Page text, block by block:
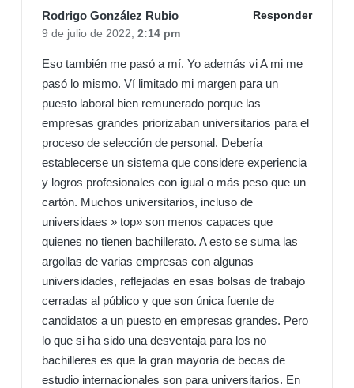
Rodrigo González Rubio
Responder
9 de julio de 2022, 2:14 pm
Eso también me pasó a mí. Yo además vi A mi me
pasó lo mismo. Ví limitado mi margen para un
puesto laboral bien remunerado porque las
empresas grandes priorizaban universitarios para el
proceso de selección de personal. Debería
establecerse un sistema que considere experiencia
y logros profesionales con igual o más peso que un
cartón. Muchos universitarios, incluso de
universidaes » top» son menos capaces que
quienes no tienen bachillerato. A esto se suma las
argollas de varias empresas con algunas
universidades, reflejadas en esas bolsas de trabajo
cerradas al público y que son única fuente de
candidatos a un puesto en empresas grandes. Pero
lo que si ha sido una desventaja para los no
bachilleres es que la gran mayoría de becas de
estudio internacionales son para universitarios. En